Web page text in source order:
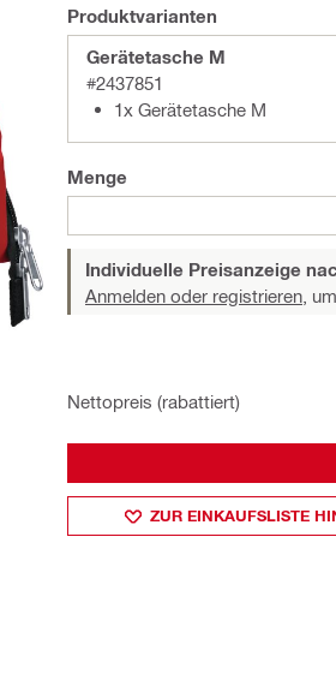
Produktvarianten
Gerätetasche M
#2437851
1x Gerätetasche M
Menge
Individuelle Preisanzeige
Anmelden oder registrieren,
Nettopreis (rabattiert)
ZUR EINKAUFSLISTE